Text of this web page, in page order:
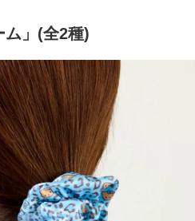
ム」(全2種)